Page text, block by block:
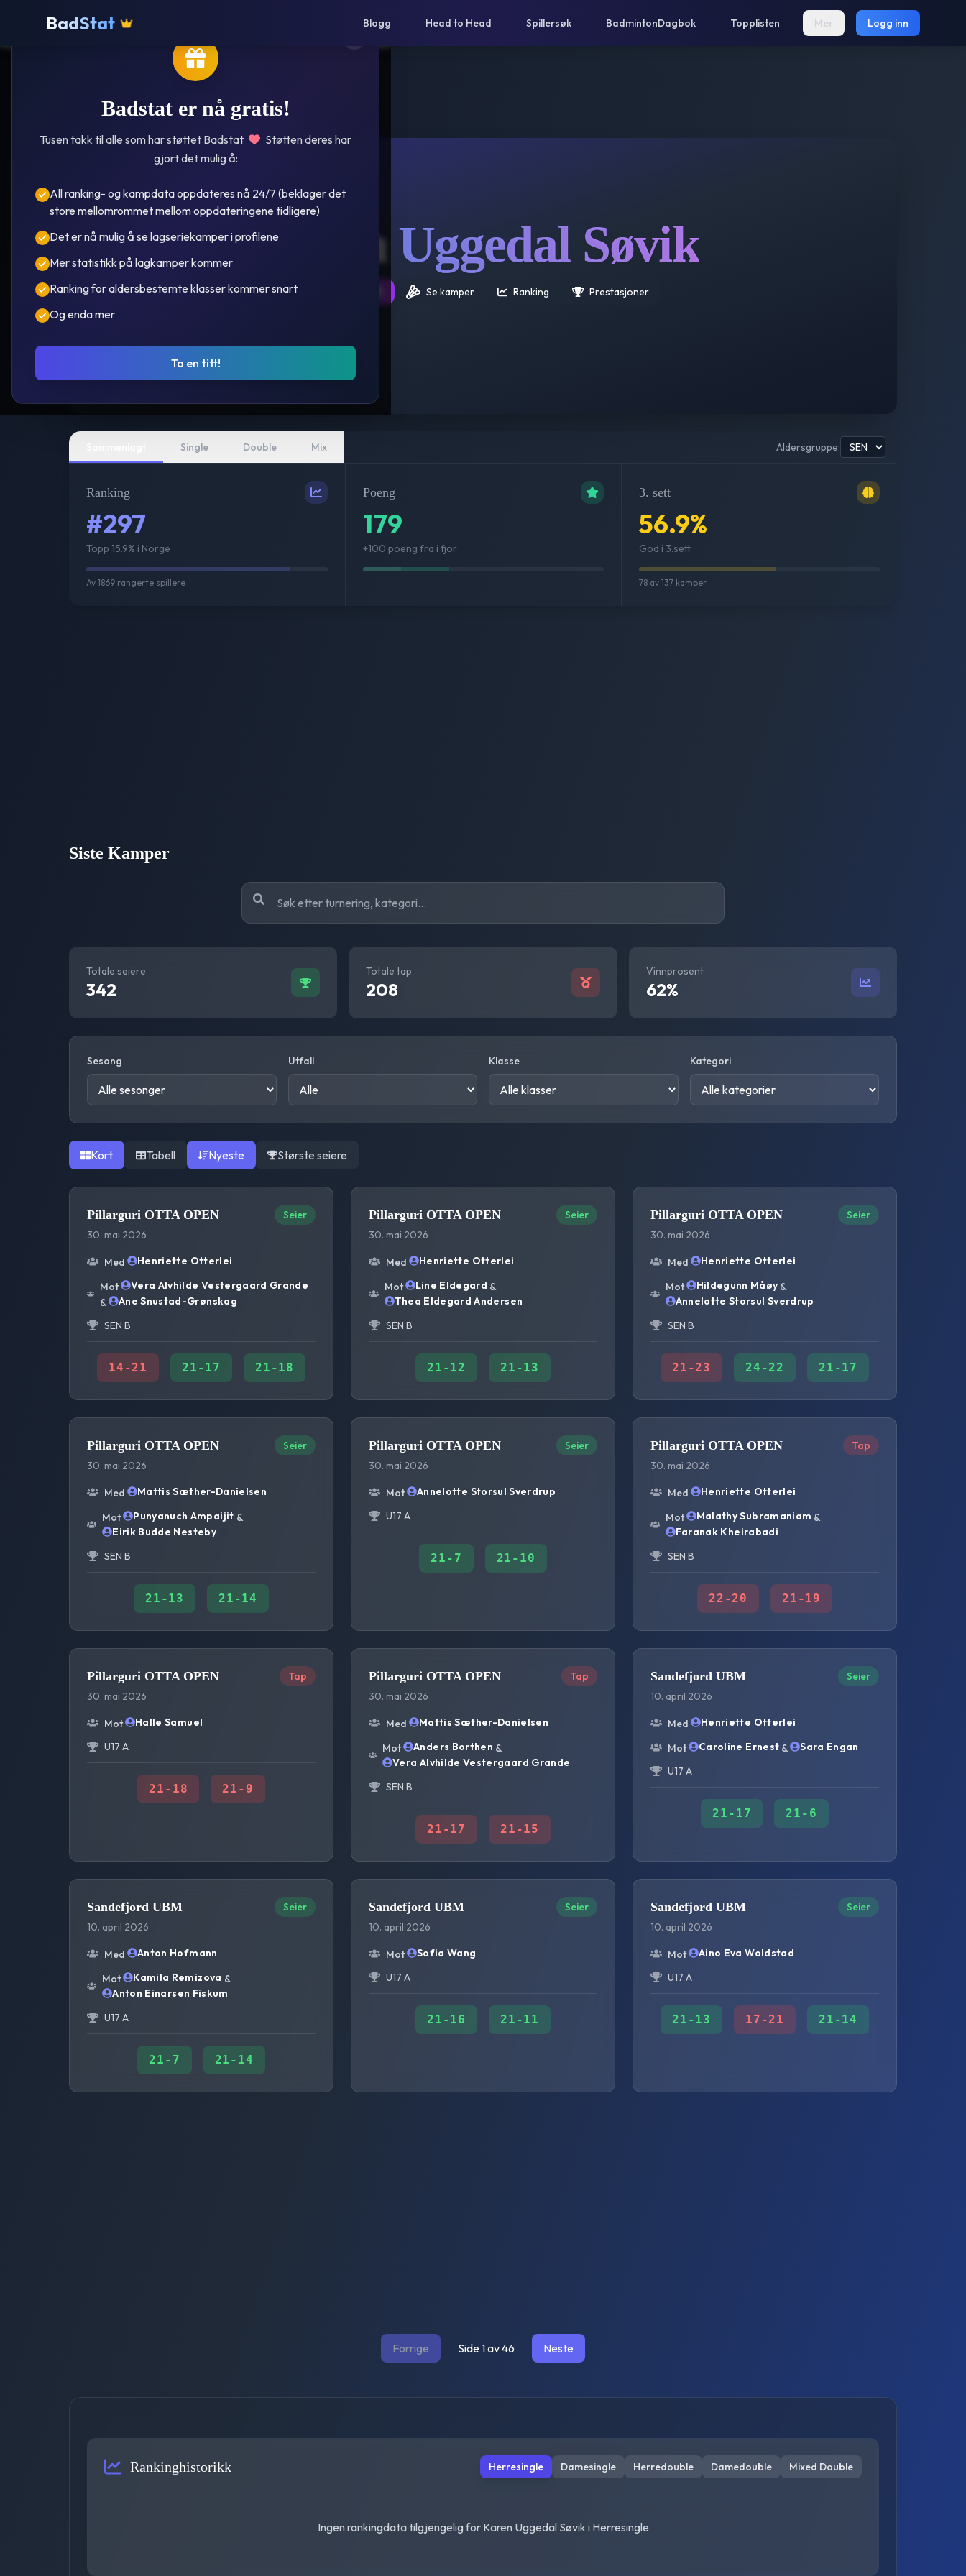
Badstat er nå gratis!
Tusen takk til alle som har støttet Badstat
Støtten deres har
gjort det mulig å:
All ranking- og kampdata oppdateres nå 24/7 (beklager det
store mellomrommet mellom oppdateringene tidligere)
Det er nå mulig å se lagseriekamper i profilene
Mer statistikk på lagkamper kommer
Ranking for aldersbestemte klasser kommer snart
Og enda mer
Ta en titt!
BadStat Blogg Head to Head Spillersøk BadmintonDagbok Topplisten Mer Logg inn
Karen Uggedal Søvik
År i oversikt 25/26 🌟 Se kamper Ranking Prestasjoner
Single Double Mix Aldersgruppe:
Ranking
#297
Topp 15.9% i Norge
Av 1869 rangerte spillere
Poeng
179
+100 poeng fra i fjor
3. sett
56.9%
God i 3.sett
78 av 137 kamper
Siste Kamper
Totale seiere
342
Totale tap
208
Vinnprosent
62%
Sesong Utfall Klasse Kategori
Kort Tabell Nyeste Største seiere
Pillarguri OTTA OPEN
30. mai 2026
Seier
Med
Henriette Otterlei
Mot
Vera Alvhilde Vestergaard Grande
&
Ane Snustad-Grønskag
SEN B
14 -21 21 -17 21 -18
Pillarguri OTTA OPEN
30. mai 2026
Seier
Med
Henriette Otterlei
Mot
Line Eldegard &
Thea Eldegard Andersen
SEN B
21 -12 21 -13
Pillarguri OTTA OPEN
30. mai 2026
Seier
Med
Henriette Otterlei
Mot
Hildegunn Måøy &
Annelotte Storsul Sverdrup
SEN B
21 -23 24 -22 21 -17
Pillarguri OTTA OPEN
30. mai 2026
Seier
Med
Mattis Sæther-Danielsen
Mot
Punyanuch Ampaijit &
Eirik Budde Nesteby
SEN B
21 -13 21 -14
Pillarguri OTTA OPEN
30. mai 2026
Seier
Mot
Annelotte Storsul Sverdrup
U17 A
21 - 7 21 - 10
Pillarguri OTTA OPEN
30. mai 2026
Tap
Med
Henriette Otterlei
Mot
Malathy Subramaniam &
Faranak Kheirabadi
SEN B
22 -20 21 -19
Pillarguri OTTA OPEN
30. mai 2026
Tap
Mot
Halle Samuel
U17 A
21 - 18 21 - 9
Pillarguri OTTA OPEN
30. mai 2026
Tap
Med
Mattis Sæther-Danielsen
Mot
Anders Borthen &
Vera Alvhilde Vestergaard Grande
SEN B
21 -17 21 -15
Sandefjord UBM
10. april 2026
Seier
Med
Henriette Otterlei
Mot
Caroline Ernest &
Sara Engan
U17 A
21 - 17 21 - 6
Sandefjord UBM
10. april 2026
Seier
Med
Anton Hofmann
Mot
Kamila Remizova &
Anton Einarsen Fiskum
U17 A
21 - 7 21 - 14
Sandefjord UBM
10. april 2026
Seier
Mot
Sofia Wang
U17 A
21 -16 21 -11
Sandefjord UBM
10. april 2026
Seier
Mot
Aino Eva Woldstad
U17 A
21 -13 17 -21 21 -14
Forrige Side1av46 Neste
Rankinghistorikk Herresingle Damesingle Herredouble Damedouble Mixed Double
Ingen rankingdata tilgjengelig for Karen Uggedal Søvik i Herresingle